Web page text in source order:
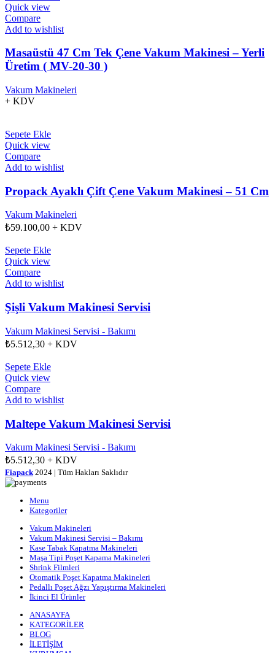
Quick view
Compare
Add to wishlist
Masaüstü 47 Cm Tek Çene Vakum Makinesi – Yerli
Üretim ( MV-20-30 )
Vakum Makineleri
+ KDV
Sepete Ekle
Quick view
Compare
Add to wishlist
Propack Ayaklı Çift Çene Vakum Makinesi – 51 Cm
Vakum Makineleri
₺59.100,00 + KDV
Sepete Ekle
Quick view
Compare
Add to wishlist
Şişli Vakum Makinesi Servisi
Vakum Makinesi Servisi - Bakımı
₺5.512,30 + KDV
Sepete Ekle
Quick view
Compare
Add to wishlist
Maltepe Vakum Makinesi Servisi
Vakum Makinesi Servisi - Bakımı
₺5.512,30 + KDV
Fiapack 2024 | Tüm Hakları Saklıdır
Menu
Kategoriler
Vakum Makineleri
Vakum Makinesi Servisi – Bakımı
Kase Tabak Kapatma Makineleri
Maşa Tipi Poşet Kapama Makineleri
Shrink Filmleri
Otomatik Poşet Kapatma Makineleri
Pedallı Poşet Ağzı Yapıştırma Makineleri
İkinci El Ürünler
ANASAYFA
KATEGORİLER
BLOG
İLETİŞİM